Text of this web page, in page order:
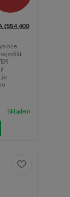
(554 400
je
Skladem